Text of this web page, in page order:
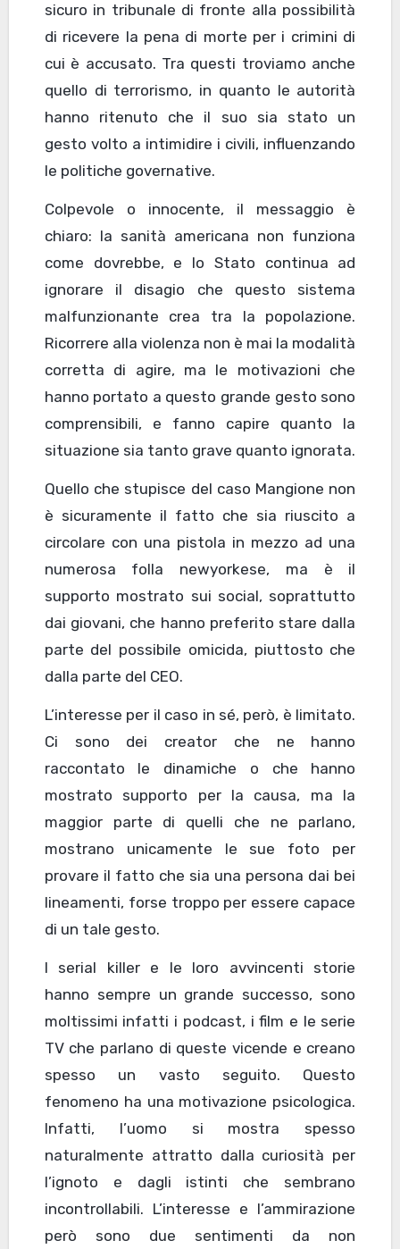
sicuro in tribunale di fronte alla possibilità
di ricevere la pena di morte per i crimini di
cui è accusato. Tra questi troviamo anche
quello di terrorismo, in quanto le autorità
hanno ritenuto che il suo sia stato un
gesto volto a intimidire i civili, influenzando
le politiche governative.
Colpevole o innocente, il messaggio è
chiaro: la sanità americana non funziona
come dovrebbe, e lo Stato continua ad
ignorare il disagio che questo sistema
malfunzionante crea tra la popolazione.
Ricorrere alla violenza non è mai la modalità
corretta di agire, ma le motivazioni che
hanno portato a questo grande gesto sono
comprensibili, e fanno capire quanto la
situazione sia tanto grave quanto ignorata.
Quello che stupisce del caso Mangione non
è sicuramente il fatto che sia riuscito a
circolare con una pistola in mezzo ad una
numerosa folla newyorkese, ma è il
supporto mostrato sui social, soprattutto
dai giovani, che hanno preferito stare dalla
parte del possibile omicida, piuttosto che
dalla parte del CEO.
L’interesse per il caso in sé, però, è limitato.
Ci sono dei creator che ne hanno
raccontato le dinamiche o che hanno
mostrato supporto per la causa, ma la
maggior parte di quelli che ne parlano,
mostrano unicamente le sue foto per
provare il fatto che sia una persona dai bei
lineamenti, forse troppo per essere capace
di un tale gesto.
I serial killer e le loro avvincenti storie
hanno sempre un grande successo, sono
moltissimi infatti i podcast, i film e le serie
TV che parlano di queste vicende e creano
spesso un vasto seguito. Questo
fenomeno ha una motivazione psicologica.
Infatti, l’uomo si mostra spesso
naturalmente attratto dalla curiosità per
l’ignoto e dagli istinti che sembrano
incontrollabili. L’interesse e l’ammirazione
però sono due sentimenti da non